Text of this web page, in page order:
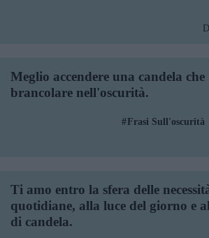
Meglio accendere una candela che
brancolare nell'oscurità.
Frasi Sull'oscurità
Ti amo entro la sfera delle
quotidiane, alla luce del giorno e
di candela.